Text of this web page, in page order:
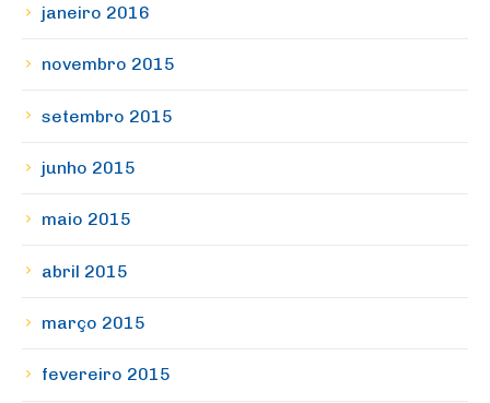
janeiro 2016
novembro 2015
setembro 2015
junho 2015
maio 2015
abril 2015
março 2015
fevereiro 2015